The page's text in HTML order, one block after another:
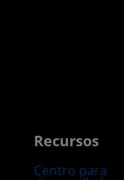
Recursos
Centro para